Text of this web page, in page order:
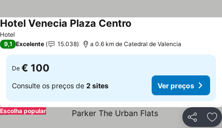
Hotel
Hotel Venecia Plaza Centro
9,1 Excelente 15.038 a 0.6 km de Catedral de Valencia
De € 100
Consulte os preços de 2 sites Ver preços
Partilhar
Escolha popular